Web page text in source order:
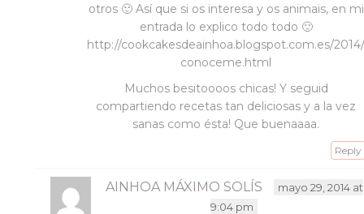
otros 🙂 Así que si os interesa y os animais, en mi
entrada lo explico todo todo 🙂
http://cookcakesdeainhoa.blogspot.com.es/
conoceme.html
Muchos besitoooos chicas! Y seguid
compartiendo recetas tan deliciosas y a la vez
sanas como ésta! Que buenaaaa.
Reply
AINHOA MÁXIMO SOLÍS
mayo 29, 2014 at
9:04 pm